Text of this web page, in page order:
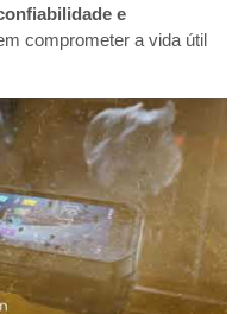
e
comprometer a vida útil